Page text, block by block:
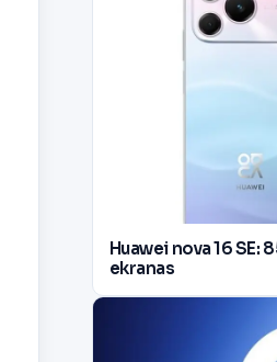
Huawei nova 16
ekranas